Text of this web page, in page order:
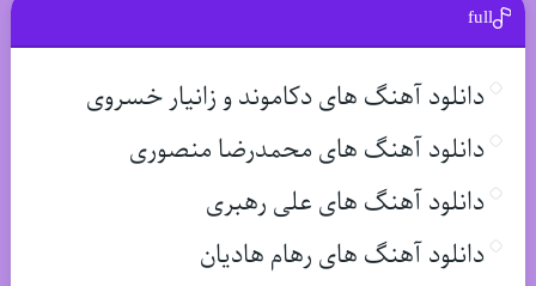
full
دانلود آهنگ های دکاموند و زانیار خسروی
دانلود آهنگ های محمدرضا منصوری
دانلود آهنگ های علی رهبری
دانلود آهنگ های رهام هادیان